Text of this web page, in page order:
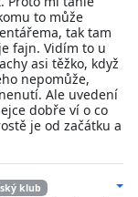
to může
tak tam
fajn. Vidím to u
asi těžko, když
nepomůže,
Ale uvedení
dobře ví o co
je od začátku a
klub